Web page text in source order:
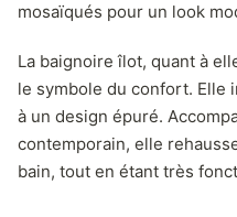
mosaïqués pour un look
La baignoire îlot, quant à
le symbole du confort. Elle
à un design épuré.
contemporain, elle
bain, tout en étant très